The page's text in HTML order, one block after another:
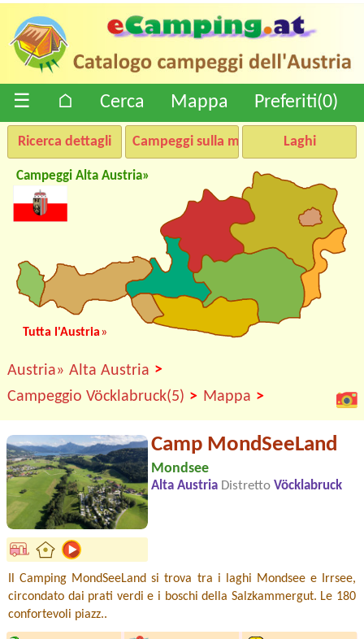
☰ ⌂ Cerca Mappa Preferiti(0)
Ricerca dettagli Campeggi sulla mappa Laghi
Campeggi Alta Austria»
Tutta l'Austria»
Austria» Alta Austria >
Campeggio Vöcklabruck(5) > Mappa >
Camp MondSeeLand
Mondsee
Alta Austria Distretto Vöcklabruck
Il Camping MondSeeLand si trova tra i laghi Mondsee e Irrsee,
circondato dai prati verdi e i boschi della Salzkammergut. Le 180
confortevoli piazz..